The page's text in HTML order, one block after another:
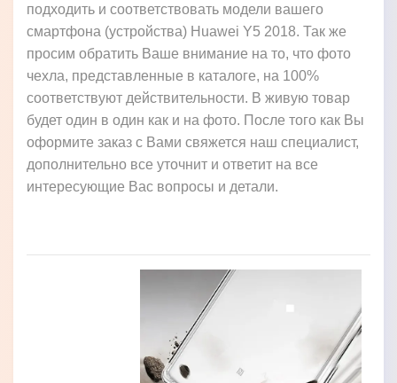
подходить и соответствовать модели вашего
смартфона (устройства) Huawei Y5 2018. Так же
просим обратить Ваше внимание на то, что фото
чехла, представленные в каталоге, на 100%
соответствуют действительности. В живую товар
будет один в один как и на фото. После того как Вы
оформите заказ с Вами свяжется наш специалист,
дополнительно все уточнит и ответит на все
интересующие Вас вопросы и детали.